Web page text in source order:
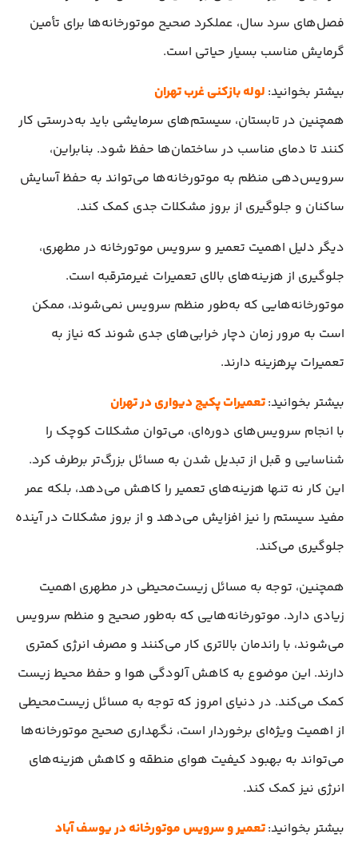
فصل‌های سرد سال، عملکرد صحیح موتورخانه‌ها برای تأمین
گرمایش مناسب بسیار حیاتی است.
بیشتر بخوانید: لوله بازکنی غرب تهران
همچنین در تابستان، سیستم‌های سرمایشی باید به‌درستی کار
کنند تا دمای مناسب در ساختمان‌ها حفظ شود. بنابراین،
سرویس‌دهی منظم به موتورخانه‌ها می‌تواند به حفظ آسایش
ساکنان و جلوگیری از بروز مشکلات جدی کمک کند.
دیگر دلیل اهمیت تعمیر و سرویس موتورخانه در مطهری،
جلوگیری از هزینه‌های بالای تعمیرات غیرمترقبه است.
موتورخانه‌هایی که به‌طور منظم سرویس نمی‌شوند، ممکن
است به مرور زمان دچار خرابی‌های جدی شوند که نیاز به
تعمیرات پرهزینه دارند.
بیشتر بخوانید:تعمیرات پکیج دیواری در تهران
با انجام سرویس‌های دوره‌ای، می‌توان مشکلات کوچک را
شناسایی و قبل از تبدیل شدن به مسائل بزرگ‌تر برطرف کرد.
این کار نه تنها هزینه‌های تعمیر را کاهش می‌دهد، بلکه عمر
مفید سیستم را نیز افزایش می‌دهد و از بروز مشکلات در آینده
جلوگیری می‌کند.
همچنین، توجه به مسائل زیست‌محیطی در مطهری اهمیت
زیادی دارد. موتورخانه‌هایی که به‌طور صحیح و منظم سرویس
می‌شوند، با راندمان بالاتری کار می‌کنند و مصرف انرژی کمتری
دارند. این موضوع به کاهش آلودگی هوا و حفظ محیط زیست
کمک می‌کند. در دنیای امروز که توجه به مسائل زیست‌محیطی
از اهمیت ویژه‌ای برخوردار است، نگهداری صحیح موتورخانه‌ها
می‌تواند به بهبود کیفیت هوای منطقه و کاهش هزینه‌های
انرژی نیز کمک کند.
بیشتر بخوانید:تعمیر و سرویس موتورخانه در یوسف آباد